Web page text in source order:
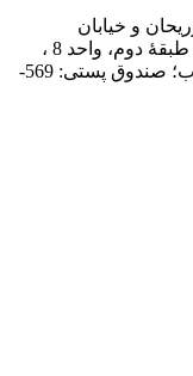
و خیابان
دانشگاه، شمارۀ 1182 (ساختمان فروردین)، طبقۀ دوم، واحد 8 ،
روابط عمومی مؤسسه پژوهی میراث مکتوب؛ صندوق پستی: 569-